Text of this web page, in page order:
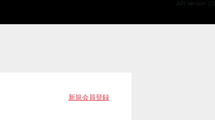
API Version 2.0
新規会員登録